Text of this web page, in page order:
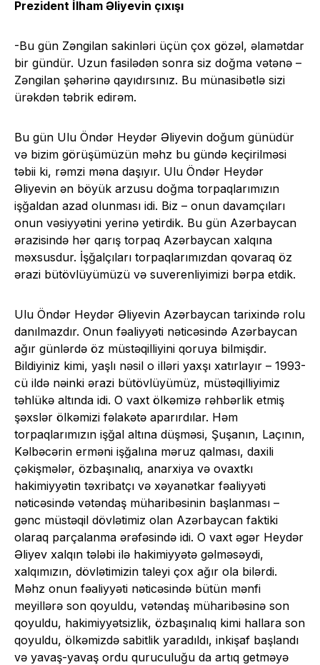
Prezident İlham Əliyevin çıxışı
-Bu gün Zəngilan sakinləri üçün çox gözəl, əlamətdar
bir gündür. Uzun fasilədən sonra siz doğma vətənə –
Zəngilan şəhərinə qayıdırsınız. Bu münasibətlə sizi
ürəkdən təbrik edirəm.
Bu gün Ulu Öndər Heydər Əliyevin doğum günüdür
və bizim görüşümüzün məhz bu gündə keçirilməsi
təbii ki, rəmzi məna daşıyır. Ulu Öndər Heydər
Əliyevin ən böyük arzusu doğma torpaqlarımızın
işğaldan azad olunması idi. Biz – onun davamçıları
onun vəsiyyətini yerinə yetirdik. Bu gün Azərbaycan
ərazisində hər qarış torpaq Azərbaycan xalqına
məxsusdur. İşğalçıları torpaqlarımızdan qovaraq öz
ərazi bütövlüyümüzü və suverenliyimizi bərpa etdik.
Ulu Öndər Heydər Əliyevin Azərbaycan tarixində rolu
danılmazdır. Onun fəaliyyəti nəticəsində Azərbaycan
ağır günlərdə öz müstəqilliyini qoruya bilmişdir.
Bildiyiniz kimi, yaşlı nəsil o illəri yaxşı xatırlayır – 1993-
cü ildə nəinki ərazi bütövlüyümüz, müstəqilliyimiz
təhlükə altında idi. O vaxt ölkəmizə rəhbərlik etmiş
şəxslər ölkəmizi fəlakətə aparırdılar. Həm
torpaqlarımızın işğal altına düşməsi, Şuşanın, Laçının,
Kəlbəcərin erməni işğalına məruz qalması, daxili
çəkişmələr, özbaşınalıq, anarxiya və ovaxtkı
hakimiyyətin təxribatçı və xəyanətkar fəaliyyəti
nəticəsində vətəndaş müharibəsinin başlanması –
gənc müstəqil dövlətimiz olan Azərbaycan faktiki
olaraq parçalanma ərəfəsində idi. O vaxt əgər Heydər
Əliyev xalqın tələbi ilə hakimiyyətə gəlməsəydi,
xalqımızın, dövlətimizin taleyi çox ağır ola bilərdi.
Məhz onun fəaliyyəti nəticəsində bütün mənfi
meyillərə son qoyuldu, vətəndaş müharibəsinə son
qoyuldu, hakimiyyətsizlik, özbaşınalıq kimi hallara son
qoyuldu, ölkəmizdə sabitlik yaradıldı, inkişaf başlandı
və yavaş-yavaş ordu quruculuğu da artıq getməyə